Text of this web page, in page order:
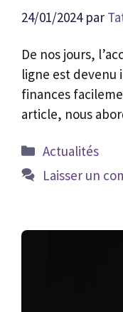
24/01/2024 par
De nos jours,
ligne est devenu
finances
article, nous
Catégories
Actualités
Laisser un